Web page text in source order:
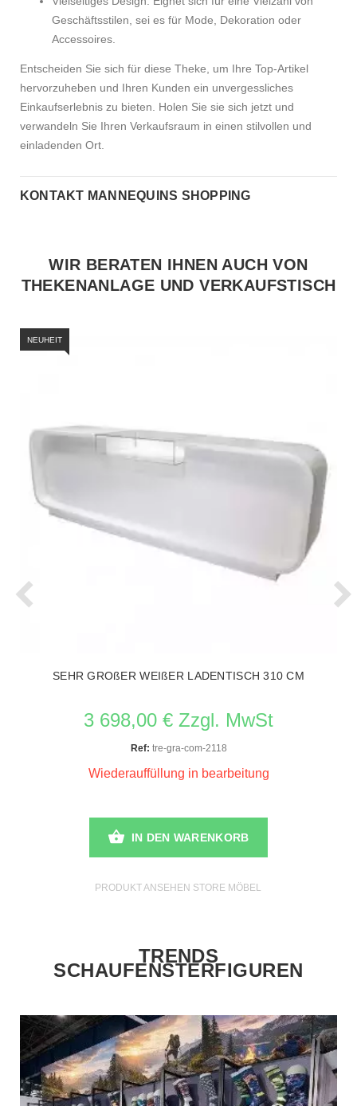
Geschäftsstilen, sei es für Mode, Dekoration oder
Accessoires.
Entscheiden Sie sich für diese Theke, um Ihre Top-Artikel
hervorzuheben und Ihren Kunden ein unvergessliches
Einkaufserlebnis zu bieten. Holen Sie sie sich jetzt und
verwandeln Sie Ihren Verkaufsraum in einen stilvollen und
einladenden Ort.
KONTAKT MANNEQUINS SHOPPING
WIR BERATEN IHNEN AUCH VON
THEKENANLAGE UND VERKAUFSTISCH
NEUHEIT
SEHR GROßER WEIßER LADENTISCH 310 CM
3 698,00 € Zzgl. MwSt
Ref: tre-gra-com-2118
Wiederauffüllung in bearbeitung
IN DEN WARENKORB
PRODUKT ANSEHEN STORE MÖBEL
TRENDS
SCHAUFENSTERFIGUREN